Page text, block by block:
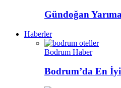
Gündoğan
Haberler
Bodrum Haber
Bodrum’da En